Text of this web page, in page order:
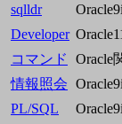
sqlldr
Developer
コマンド
Oracle
情報照会
PL/SQL